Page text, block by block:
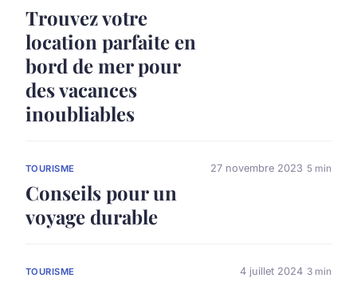
Trouvez votre
location parfaite en
bord de mer pour
des vacances
inoubliables
TOURISME
Conseils pour un
voyage durable
27 novembre 2023 5 min
TOURISME 4 juillet 2024 3 min